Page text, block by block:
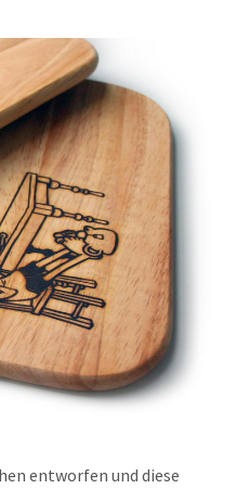
entworfen und diese